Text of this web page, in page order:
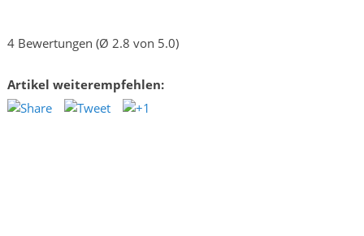
4 Bewertungen (Ø 2.8 von 5.0)
Artikel weiterempfehlen: